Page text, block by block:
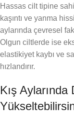
Hassas cilt tipine
kaşıntı ve yanma
aylarında çevresel
Olgun ciltlerde ise
elastikiyet kaybı ve
hızlandırır.
Kış